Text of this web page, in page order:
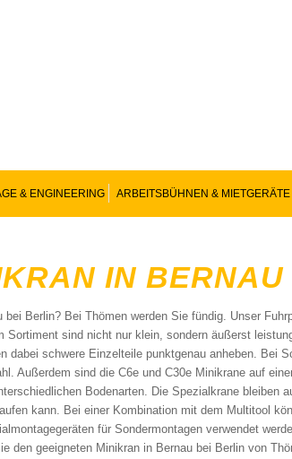
& ENGINEERING ARBEITSBÜHNEN & MIETGERÄTE
IN
Berlin? Bei Thömen werden Sie fündig. Unser
Sortiment sind nicht nur klein, sondern äußerst
dabei schwere Einzelteile punktgenau anheben. Bei
Außerdem sind die C6e und C30e Minikrane auf
Bodenarten. Die Spezialkrane bleiben
kann. Bei einer Kombination mit dem Multitool
für Sondermontagen verwendet
den geeigneten Minikran in Bernau bei Berlin von